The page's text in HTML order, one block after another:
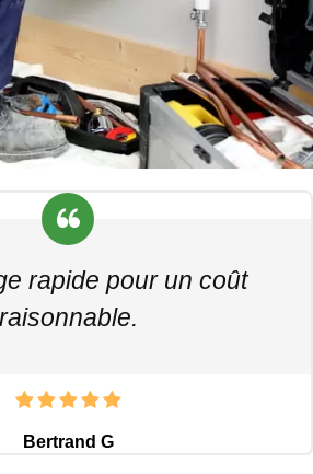
rapide pour un coût
raisonnable.
Bertrand G